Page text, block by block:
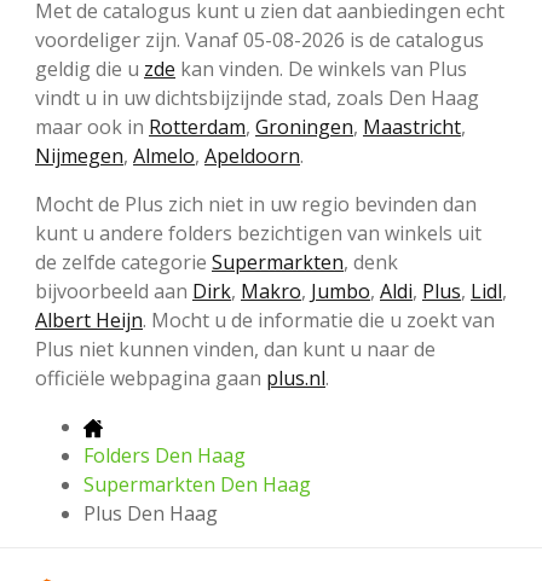
Met de catalogus kunt u zien dat aanbiedingen echt
voordeliger zijn. Vanaf 05-08-2026 is de catalogus
geldig die u zde kan vinden. De winkels van Plus
vindt u in uw dichtsbijzijnde stad, zoals Den Haag
maar ook in Rotterdam, Groningen, Maastricht,
Nijmegen, Almelo, Apeldoorn.
Mocht de Plus zich niet in uw regio bevinden dan
kunt u andere folders bezichtigen van winkels uit
de zelfde categorie Supermarkten, denk
bijvoorbeeld aan Dirk, Makro, Jumbo, Aldi, Plus, Lidl,
Albert Heijn. Mocht u de informatie die u zoekt van
Plus niet kunnen vinden, dan kunt u naar de
officiële webpagina gaan plus.nl.
Folders Den Haag
Supermarkten Den Haag
Plus Den Haag